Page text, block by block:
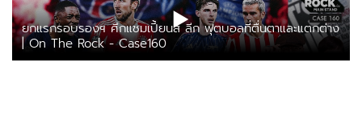
ยกแรกรอบรองฯ ศึกแชมเปี้ยนส์ ลีก ฟุตบอลที่ตื่นตาและแตกต่าง
| On The Rock - Case160